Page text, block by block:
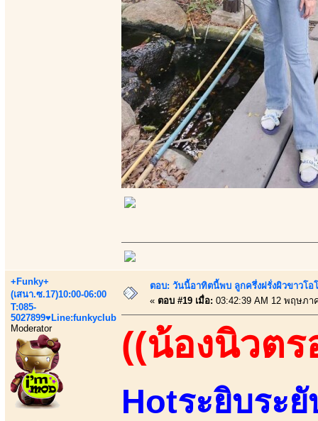
+Funky+
(เสนา.ซ.17)10:00-06:00
T:085-
5027899♥Line:funkyclub
Moderator
ตอบ: วันนี้อาทิตนี้พบ ลูกครึ่งฝรั่งผิวขาวโอ
« ตอบ #19 เมื่อ: 03:42:39 AM 12 พฤษภา
((น้องนิวตร
Hotระยิบระ